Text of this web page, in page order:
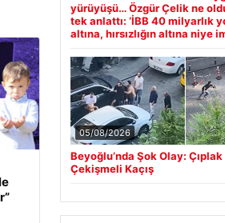
yürüyüşü… Özgür Çelik ne
tek anlattı: ‘İBB 40 milyarlık
altına, hırsızlığın altına niye
05/08/2026
Beyoğlu’nda Şok Olay:
Çekişmeli Kaçış